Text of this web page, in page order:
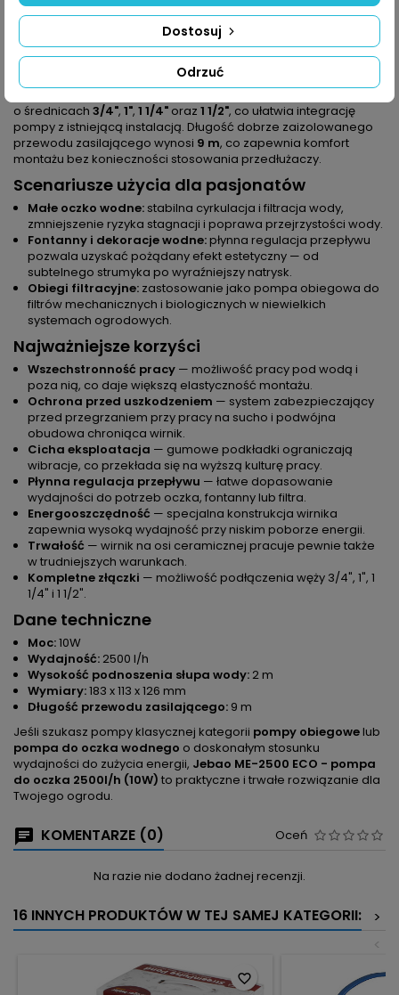
wydajność przy minimalnym poborze energii — istotne dla osób
dbających o koszty eksploatacji oraz ekologiczne użytkowanie
oczka wodnego.
Praktyczne wyposażenie
o średnicach 3/4", 1", 1 1/4" oraz 1 1/2", co ułatwia integrację
pompy z istniejącą instalacją. Długość dobrze zaizolowanego
przewodu zasilającego wynosi 9 m, co zapewnia komfort
montażu bez konieczności stosowania przedłużaczy.
Scenariusze użycia dla pasjonatów
Małe oczko wodne: stabilna cyrkulacja i filtracja wody,
zmniejszenie ryzyka stagnacji i poprawa przejrzystości wody.
Fontanny i dekoracje wodne:płynna regulacja przepływu
pozwala uzyskać pożądany efekt estetyczny — od
subtelnego strumyka po wyraźniejszy natrysk.
Obiegi filtracyjne: zastosowanie jako pompa obiegowa do
filtrów mechanicznych i biologicznych w niewielkich
systemach ogrodowych.
Najważniejsze korzyści
Wszechstronność pracy — możliwość pracy pod wodą i
poza nią, co daje większą elastyczność montażu.
Ochrona przed uszkodzeniem — system zabezpieczający
przed przegrzaniem przy pracy na sucho i podwójna
obudowa chroniąca wirnik.
Cicha eksploatacja — gumowe podkładki ograniczają
wibracje, co przekłada się na wyższą kulturę pracy.
Płynna regulacja przepływu — łatwe dopasowanie
wydajności do potrzeb oczka, fontanny lub filtra.
Energooszczędność — specjalna konstrukcja wirnika
zapewnia wysoką wydajność przy niskim poborze energii.
Trwałość — wirnik na osi ceramicznej pracuje pewnie także
w trudniejszych warunkach.
Kompletne złączki — możliwość podłączenia węży 3/4", 1", 1
1/4" i 1 1/2".
Dane techniczne
Moc:10W
Wydajność: 2500 l/h
Wysokość podnoszenia słupa wody: 2 m
Wymiary:183 x 113 x 126 mm
Długość przewodu zasilającego: 9 m
Jeśli szukasz pompy klasycznej kategorii pompy obiegowelub
pompa do oczka wodnego o doskonałym stosunku
wydajności do zużycia energii, Jebao ME-2500 ECO - pompa
do oczka 2500l/h (10W) to praktyczne i trwałe rozwiązanie dla
Twojego ogrodu.
KOMENTARZE (0) Oceń
Na razie nie dodano żadnej recenzji.
16 INNYCH PRODUKTÓW W TEJ SAMEJ KATEGORII:
>
<
favorite_border
Odrzuć
Dostosuj